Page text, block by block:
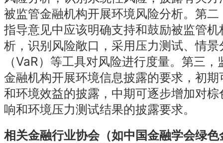
被监管金融机构开展环境风险分析。第
指导意见中应该明确支持和鼓励被监管
析，识别风险敞口，采用压力测试、情
（VaR）等工具对风险进行度量。第三
金融机构开展环境信息披露的要求，初
和环境效益的披露，中期可逐步增加对
响和环境压力测试结果的披露要求。
相关金融行业协会（如中国金融学会绿